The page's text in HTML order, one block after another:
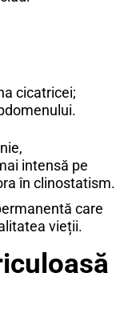
cicatricei;
intensă pe
în clinostatism.
care
vieții.